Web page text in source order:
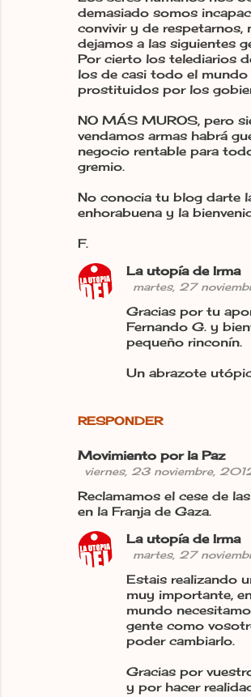
demasiado somos
convivir y de respetarnos,
dejamos a las siguientes
Por cierto los telediarios
los de casi todo el mundo
prostituidos por los
NO MÁS MUROS, pero
vendamos armas habrá
negocio rentable para
gremio.
No conocia tu blog darte
enhorabuena y la
F.
RESPONDER
La utopía de Irma
martes, 27
Gracias por tu
Fernando G. y
pequeño rinconín.
Un abrazote
Movimiento por la Paz
viernes, 23 noviembre,
Reclamamos el cese de
en la Franja de Gaza.
La utopía de Irma
martes, 27
Estais realizando
muy importante,
mundo
gente como
poder cambiarlo.
Gracias por
y por hacer